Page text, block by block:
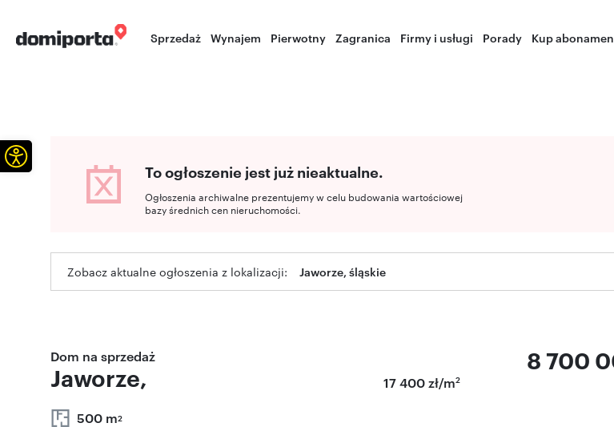
Sprzedaż Wynajem Pierwotny Zagranica Firmy i usługi Porady Kup
To ogłoszenie jest już nieaktualne.
Ogłoszenia archiwalne prezentujemy w celu budowania wartościowej
bazy średnich cen nieruchomości.
Zobacz aktualne ogłoszenia z lokalizacji: Jaworze, śląskie
Dom na sprzedaż
Jaworze,
500 m2
8 700
17 400 zł/m2
Otwórz pasek narzędzi